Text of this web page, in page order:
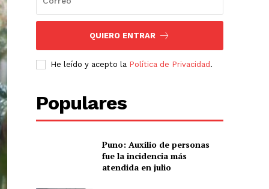
QUIERO ENTRAR
He leído y acepto la Política de Privacidad .
Populares
Puno: Auxilio de personas
fue la incidencia más
atendida en julio